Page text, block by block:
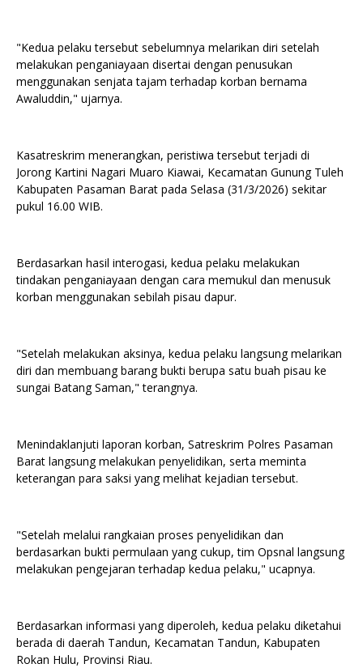
"Kedua pelaku tersebut sebelumnya melarikan diri setelah
melakukan penganiayaan disertai dengan penusukan
menggunakan senjata tajam terhadap korban bernama
Awaluddin," ujarnya.
Kasatreskrim menerangkan, peristiwa tersebut terjadi di
Jorong Kartini Nagari Muaro Kiawai, Kecamatan Gunung Tuleh
Kabupaten Pasaman Barat pada Selasa (31/3/2026) sekitar
pukul 16.00 WIB.
Berdasarkan hasil interogasi, kedua pelaku melakukan
tindakan penganiayaan dengan cara memukul dan menusuk
korban menggunakan sebilah pisau dapur.
"Setelah melakukan aksinya, kedua pelaku langsung melarikan
diri dan membuang barang bukti berupa satu buah pisau ke
sungai Batang Saman," terangnya.
Menindaklanjuti laporan korban, Satreskrim Polres Pasaman
Barat langsung melakukan penyelidikan, serta meminta
keterangan para saksi yang melihat kejadian tersebut.
"Setelah melalui rangkaian proses penyelidikan dan
berdasarkan bukti permulaan yang cukup, tim Opsnal langsung
melakukan pengejaran terhadap kedua pelaku," ucapnya.
Berdasarkan informasi yang diperoleh, kedua pelaku diketahui
berada di daerah Tandun, Kecamatan Tandun, Kabupaten
Rokan Hulu, Provinsi Riau.